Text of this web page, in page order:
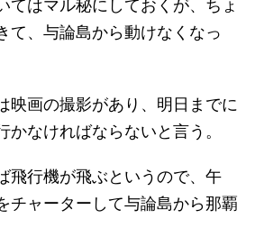
てはマル秘にしておくが、ちょ
て、与論島から動けなくなっ
映画の撮影があり、明日までに
かなければならないと言う。
飛行機が飛ぶというので、午
チャーターして与論島から那覇